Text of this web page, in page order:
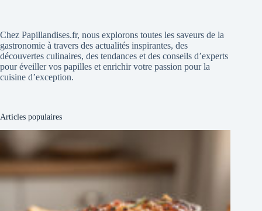
Chez Papillandises.fr, nous explorons toutes les saveurs de la
gastronomie à travers des actualités inspirantes, des
découvertes culinaires, des tendances et des conseils d’experts
pour éveiller vos papilles et enrichir votre passion pour la
cuisine d’exception.
Articles populaires